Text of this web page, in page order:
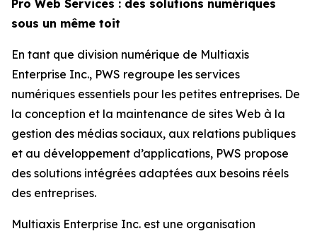
Pro Web Services : des solutions numériques
sous un même toit
En tant que division numérique de Multiaxis
Enterprise Inc., PWS regroupe les services
numériques essentiels pour les petites entreprises. De
la conception et la maintenance de sites Web à la
gestion des médias sociaux, aux relations publiques
et au développement d’applications, PWS propose
des solutions intégrées adaptées aux besoins réels
des entreprises.
Multiaxis Enterprise Inc. est une organisation